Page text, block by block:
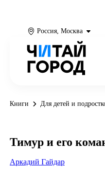
Россия, Москва
Книги Для детей и
Тимур и его
Аркадий Гайдар